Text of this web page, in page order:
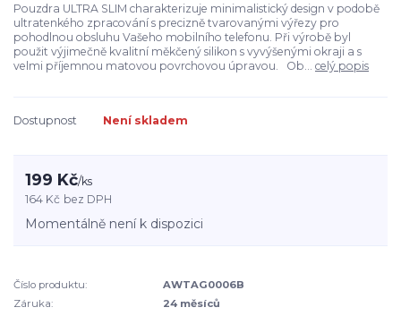
Pouzdra ULTRA SLIM charakterizuje minimalistický design v podobě
ultratenkého zpracování s precizně tvarovanými výřezy pro
pohodlnou obsluhu Vašeho mobilního telefonu. Při výrobě byl
použit výjimečně kvalitní měkčený silikon s vyvýšenými okraji a s
velmi příjemnou matovou povrchovou úpravou. Ob... celý popis
Dostupnost Není skladem
199 Kč/ks
164 Kč bez DPH
Momentálně není k dispozici
Číslo produktu:
AWTAG0006B
Záruka:
24 měsíců